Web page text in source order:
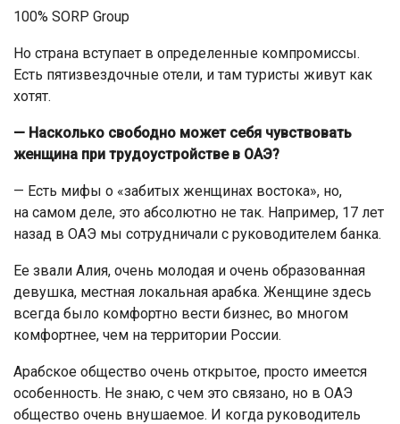
100% SORP Group
Но страна вступает в определенные компромиссы.
Есть пятизвездочные отели, и там туристы живут как
хотят.
— Насколько свободно может себя чувствовать
женщина при трудоустройстве в ОАЭ?
— Есть мифы о «забитых женщинах востока», но,
на самом деле, это абсолютно не так. Например, 17 лет
назад в ОАЭ мы сотрудничали с руководителем банка.
Ее звали Алия, очень молодая и очень образованная
девушка, местная локальная арабка. Женщине здесь
всегда было комфортно вести бизнес, во многом
комфортнее, чем на территории России.
Арабское общество очень открытое, просто имеется
особенность. Не знаю, с чем это связано, но в ОАЭ
общество очень внушаемое. И когда руководитель